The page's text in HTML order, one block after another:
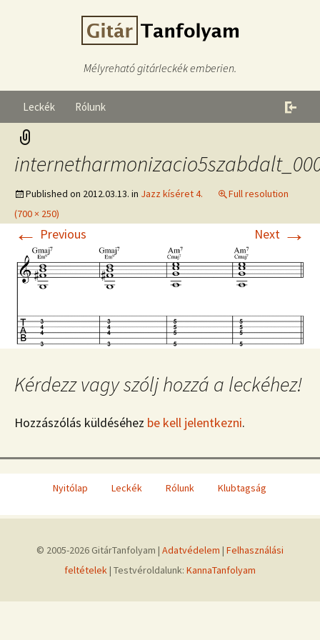
Mélyreható gitárleckék emberien.
Leckék Rólunk
Published on 2012.03.13. in Jazz kíséret 4.
Full resolution
(700 × 250)
← Previous Next →
Kérdezz vagy szólj hozzá a leckéhez!
Hozzászólás küldéséhez be kell jelentkezni.
Nyitólap Leckék Rólunk Klubtagság
© 2005-2026 GitárTanfolyam | Adatvédelem | Felhasználási
feltételek| Testvéroldalunk: KannaTanfolyam